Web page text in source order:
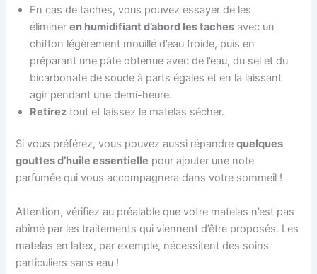
En cas de taches, vous pouvez essayer de les
élimineren humidifiant d’abord les taches avec un
chiffon légèrement mouillé d’eau froide, puis en
préparant une pâte obtenue avec de l’eau, du sel et du
bicarbonate de soude à parts égales et en la laissant
agir pendant une demi-heure.
Retirez tout et laissez le matelas sécher.
Si vous préférez, vous pouvez aussi répandrequelques
gouttes d’huile essentielle pour ajouter une note
parfumée qui vous accompagnera dans votre sommeil !
Attention, vérifiez au préalable que votre matelas n’est pas
abîmé par les traitements qui viennent d’être proposés. Les
matelas en latex, par exemple, nécessitent des soins
particuliers sans eau !